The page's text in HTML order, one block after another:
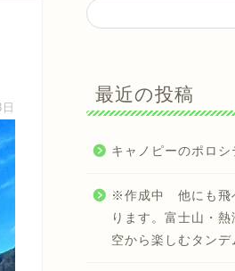
最近の投稿
キャノピーのポロシ
※作成中 他にも飛
ります。富士山・熱
空から楽しむタンデ